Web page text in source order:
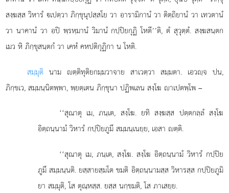
สงฺฆสฺส วิหารํ เปตฺวา ภิกฺขุนุปสฺสโย วา อารามิกานํ วา ติตฺถิยานํ วา เทวตานํ
วา นาคานํ วา อปิ พฺรหฺมานํ วิมานํ กปฺปิยกุฏิ โหตี’’ติ, ตํ สุวุตฺตํ. สงฺฆสนฺตก
เมว หิ ภิกฺขุสนฺตกํ วา เคหํ คหปติกุฏิกา น โหติ.
สมฺมุติ นาม ตฺติทุติยกมฺมวาจาย สาเวตฺวา สมฺมตา. เอวฺจ ปน,
ภิกฺขเว, สมฺมนฺนิตพฺพา, พฺยตฺเตน ภิกฺขุนา ปฏิพเลน สงฺโฆ าเปตพฺโพ –
‘‘สุณาตุ เม, ภนฺเต, สงฺโฆ. ยทิ สงฺฆสฺส ปตฺตกลฺลํ สงฺโฆ
อิตฺถนฺนามํ วิหารํ กปฺปิยภูมึ สมฺมนฺเนยฺย, เอสา ตฺติ.
‘‘สุณาตุ เม, ภนฺเต, สงฺโฆ. สงฺโฆ อิตฺถนฺนามํ วิหารํ กปฺปิย
ภูมึ สมฺมนฺนติ. ยสฺสายสฺมโต ขมติ อิตฺถนฺนามสฺส วิหารสฺส กปฺปิยภูมิ
ยา สมฺมุติ, โส ตุณฺหสฺส. ยสฺส นกฺขมติ, โส ภาเสยฺย.